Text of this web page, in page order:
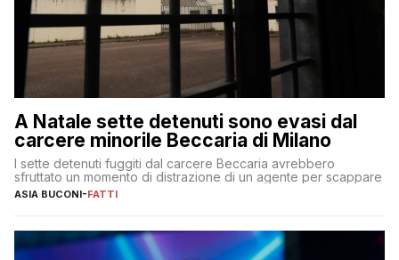
A Natale sette detenuti sono evasi dal
carcere minorile Beccaria di Milano
I sette detenuti fuggiti dal carcere Beccaria avrebbero
sfruttato un momento di distrazione di un agente per scappare
ASIA BUCONI-FATTI